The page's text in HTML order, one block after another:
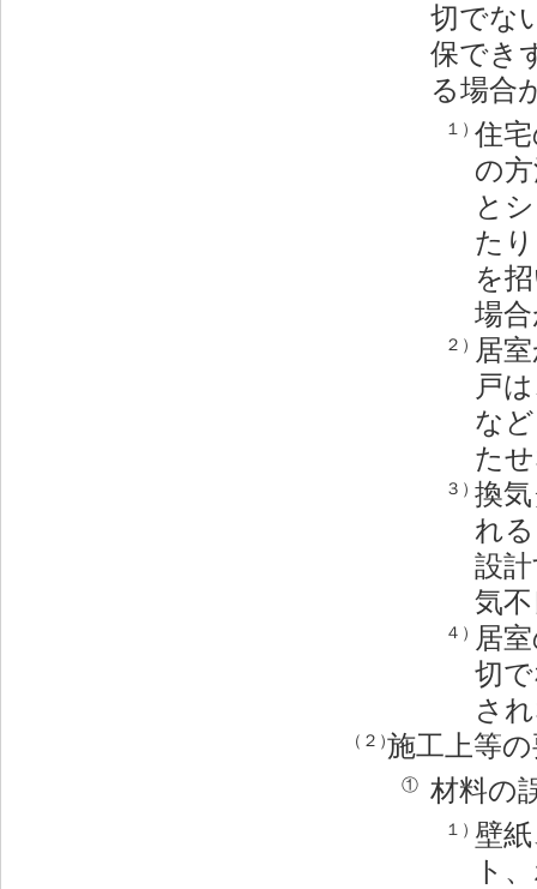
切でな
保でき
る場合
１）住
の
と
た
を
場
２） 居
戸
な
た
３）換
れ
設
気
４） 居
切
さ
（２）施工上等
① 材料の
１）壁
ト